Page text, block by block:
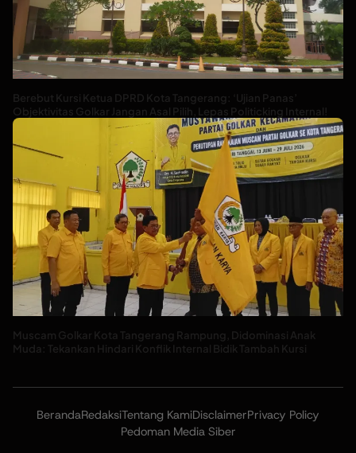
Berebut Kursi Ketua DPRD Kota Tangerang: ‘Ujian Panas’
Objektivitas Golkar Jangan Asal Pilih, Lepas Politicking Internal!
Muscam Golkar Kota Tangerang Rampung, Didominasi Anak
Muda: Tekankan Hindari Konflik Internal Bidik Tambah Kursi
BerandaRedaksiTentang KamiDisclaimerPrivacy Policy
Pedoman Media Siber